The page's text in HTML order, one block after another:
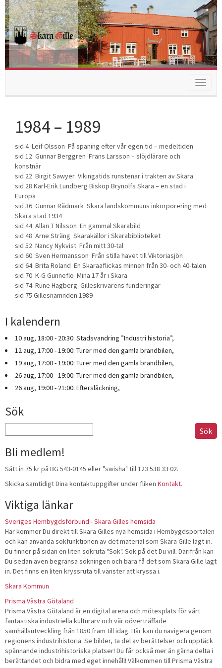
Toggle
1984 – 1989
sid 4 Leif Olsson På spaning efter vår egen tid – medeltiden
sid 12 Gunnar Berggren Frans Larsson – slöjdlärare och
konstnär
sid 22 Birgit Sawyer Vikingatids runstenar i trakten av Skara
sid 28 Karl-Erik Lundberg Biskop Brynolfs Skara – en stad i
Europa
sid 36 Gunnar Rådmark Skara landskommuns inkorporering med
Skara stad 1934
sid 44 Allan T Nilsson En gammal Skarabild
sid 48 Arne Sträng Skarakällor i Skarabiblioteket
sid 52 Nancy Nykvist Från mitt 30-tal
sid 60 Sven Hermansson Från stilla havet till Viktoriasjön
sid 64 Brita Roland En Skaraaflickas minnen från 30- och 40-talen
sid 70 K-G Gunneflo Mina 17 år i Skara
sid 74 Rune Hagberg Gilleskrivarens funderingar
sid 75 Gillesnämnden 1989
I kalendern
10 aug, 18:00 - 20:30: Stadsvandring ”Industri historia”,
12 aug, 17:00 - 19:00: Turer med den gamla brandbilen,
19 aug, 17:00 - 19:00: Turer med den gamla brandbilen,
26 aug, 17:00 - 19:00: Turer med den gamla brandbilen,
26 aug, 19:00 - 21:00: Eftersläckning,
Sök
efter:
Bli medlem!
Sätt in 75 kr på BG 543-0145 eller "swisha" till 123 538 33 02.
Skicka samtidigt Dina kontaktuppgifter under fliken Kontakt.
Viktiga länkar
Sveriges Hembygdsförbund - Skara Gilles hemsida
Här kommer Du direkt till Skara Gilles nya hemsida i Hembygdsportalen
och kan använda sökfunktionen av det material som Skara Gille lagt in.
Du finner på sidan en liten sökruta "Sök". Sök på det Du vill. Därifrån kan
Du sedan även begränsa sökningen och bara få det som Skara Gille lagt
in. Det finns en liten kryssruta till vänster att kryssa i.
Skara Kommun
Prisma Västra Götaland
Prisma Västra Götaland är en digital arena och mötesplats för vårt
fantastiska industriella kulturarv och vår oöverträffade
samhällsutveckling från 1850 fram till idag. Här kan du navigera genom
regionens industrihistoria. Se bilder, ta del av berättelser och upptäck
spännande industrihistoriska platser! Du får också mer än gärna delta i
berättandet och bidra med eget innehåll! Välkommen till Prisma Västra